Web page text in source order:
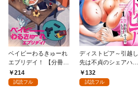
ベイビーわるきゅーれ
エブリデイ！ 【分冊
版】 1
214
試読フル
ディストピア～引越し
先は不貞のシェアハウ
ス～１
132
試読フル